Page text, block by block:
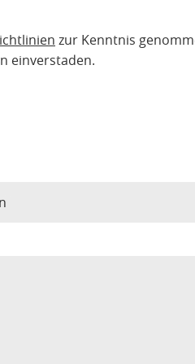
zur Kenntnis
einverstaden.